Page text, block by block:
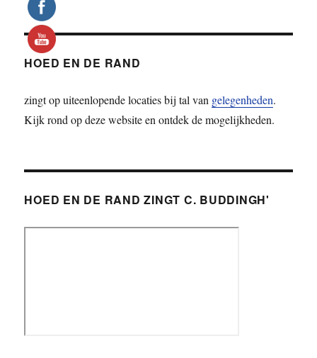
HOED EN DE RAND
zingt op uiteenlopende locaties bij tal van gelegenheden.
Kijk rond op deze website en ontdek de mogelijkheden.
HOED EN DE RAND ZINGT C. BUDDINGH'